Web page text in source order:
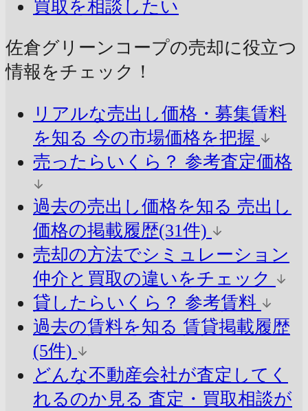
買取を相談したい
佐倉グリーンコープの売却に役立つ
情報をチェック！
リアルな売出し価格・募集賃料
を知る 今の市場価格を把握
売ったらいくら？ 参考査定価格
過去の売出し価格を知る 売出し
価格の掲載履歴(31件)
売却の方法でシミュレーション
仲介と買取の違いをチェック
貸したらいくら？ 参考賃料
過去の賃料を知る 賃貸掲載履歴
(5件)
どんな不動産会社が査定してく
れるのか見る 査定・買取相談が